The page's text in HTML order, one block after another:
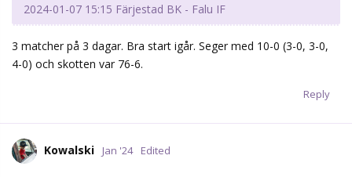
2024-01-07 15:15 Färjestad BK - Falu IF
3 matcher på 3 dagar. Bra start igår. Seger med 10-0 (3-0, 3-0,
4-0) och skotten var 76-6.
Reply
Kowalski Jan '24 Edited